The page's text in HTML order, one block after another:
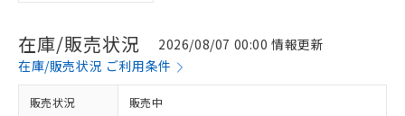
在庫/販売状況
2026/08/07 00:00 情報更新
在庫/販売状況 ご利用条件
販売状況 販売中